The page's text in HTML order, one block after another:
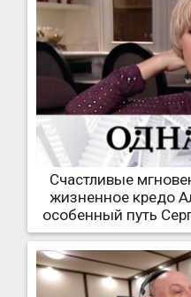
Счастливые
жизненное кредо
особенный путь